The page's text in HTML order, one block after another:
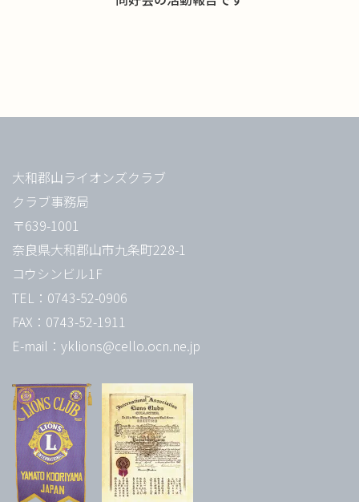
大和郡山ライオンズクラブ
クラブ事務局
〒639-1001
奈良県大和郡山市九条町228-1
コウシンビル1F
TEL：0743-52-0906
FAX：0743-52-1911
E-mail：yklions@cello.ocn.ne.jp